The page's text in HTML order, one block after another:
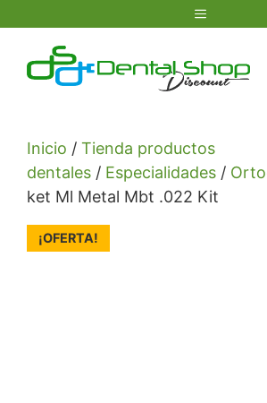
contenido
Menú
Inicio / Tienda productos
dentales / Especialidades /
ket Ml Metal Mbt .022 Kit
¡OFERTA!